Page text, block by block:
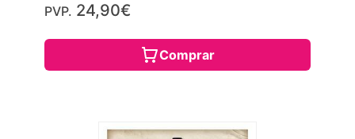
PVP. 24,90€
Comprar